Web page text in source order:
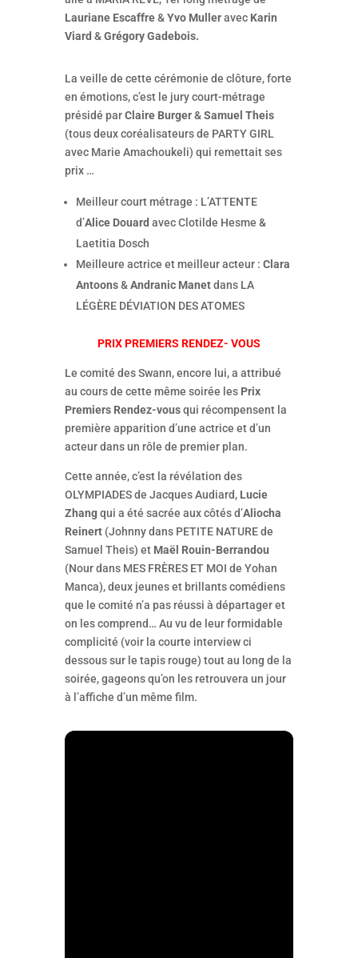
Lauriane Escaffre&Yvo MulleravecKarin
Viard &Grégory Gadebois.
La veille de cette cérémonie de clôture, forte
en émotions, c’est le jury court-métrage
présidé parClaire Burger&Samuel Theis
(tous deux coréalisateurs de PARTY GIRL
avec Marie Amachoukeli) qui remettait ses
prix …
Meilleur court métrage : L’ATTENTE
d’Alice Douard avec Clotilde Hesme &
Laetitia Dosch
Meilleure actrice et meilleur acteur : Clara
Antoons&Andranic Manetdans LA
LÉGÈRE DÉVIATION DES ATOMES
PRIX PREMIERS RENDEZ- VOUS
Le comité des Swann, encore lui, a attribué
au cours de cette même soirée les Prix
Premiers Rendez-vousqui récompensent la
première apparition d’une actrice et d’un
acteur dans un rôle de premier plan.
Cette année, c’est la révélation des
OLYMPIADES de Jacques Audiard, Lucie
Zhangqui a été sacrée aux côtés d’Aliocha
Reinert(Johnny dans PETITE NATURE de
Samuel Theis) et Maël Rouin-Berrandou
(Nour dans MES FRÈRES ET MOI de Yohan
Manca), deux jeunes et brillants comédiens
que le comité n’a pas réussi à départager et
on les comprend… Au vu de leur formidable
complicité (voir la courte interview ci
dessous sur le tapis rouge) tout au long de la
soirée, gageons qu’on les retrouvera un jour
à l’affiche d’un même film.